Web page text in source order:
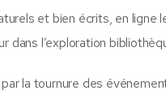
et bien écrits, en ligne
dans l’exploration
la tournure des